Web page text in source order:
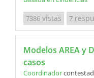
7386 vistas 7
Modelos AREA y
casos
Coordinador